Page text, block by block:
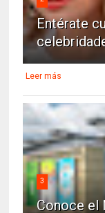
Entérate
Leer más
3
Conoce el